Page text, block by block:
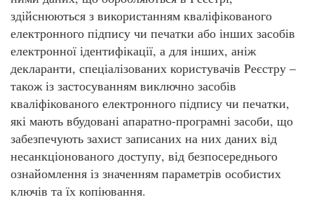
здійснюються з використанням кваліфікованого
електронного підпису чи печатки або інших засобів
електронної ідентифікації, а для інших, аніж
декларанти, спеціалізованих користувачів Реєстру –
також із застосуванням виключно засобів
кваліфікованого електронного підпису чи печатки,
які мають вбудовані апаратно-програмні засоби, що
забезпечують захист записаних на них даних від
несанкціонованого доступу, від безпосереднього
ознайомлення із значенням параметрів особистих
ключів та їх копіювання.